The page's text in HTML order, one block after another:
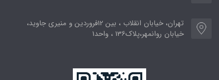
تهران، خیابان انقلاب ، بین 12فروردین و منیری جاوید،
خیابان روانمهر،پلاک136 ، واحد1